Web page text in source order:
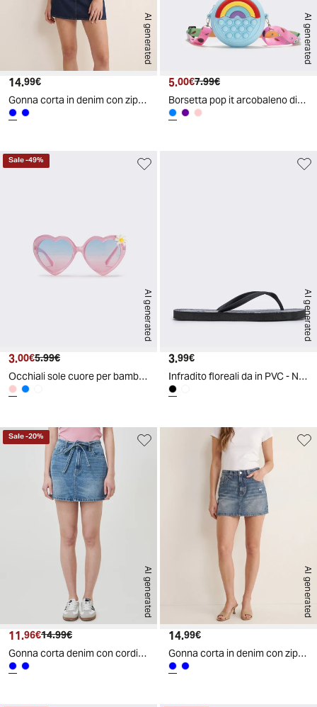
AI generated
Prezzo attuale
14.99€
Gonna corta in denim con zip e bottoni - DENIM SCURO
AI generated
Prezzo attuale
5.00€ Prezzo originale
7.99€
Borsetta pop it arcobaleno divertente - Azzurro
AI generated
Sale-49%
Prezzo attuale
3.00€ Prezzo originale
5.99€
Occhiali sole cuore per bambina - Rosa
AI generated
Prezzo attuale
3.99€
Infradito floreali da in PVC - Nero
AI generated
Sale-20%
Prezzo attuale
11.96€ Prezzo originale
14.99€
Gonna corta denim con cordino in vita - Denim
AI generated
Prezzo attuale
14.99€
Gonna corta in denim con zip e bottoni - Denim